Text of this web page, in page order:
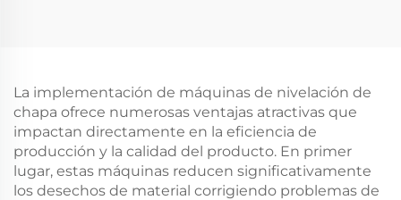
La implementación de máquinas de nivelación de
chapa ofrece numerosas ventajas atractivas que
impactan directamente en la eficiencia de
producción y la calidad del producto. En primer
lugar, estas máquinas reducen significativamente
los desechos de material corrigiendo problemas de